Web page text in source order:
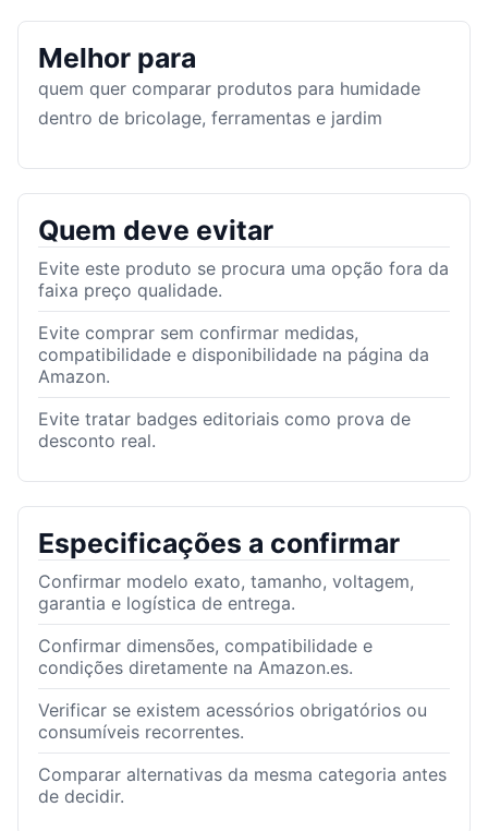
Melhor para
quem quer comparar produtos para humidade
dentro de bricolage, ferramentas e jardim
Quem deve evitar
Evite este produto se procura uma opção fora da
faixa preço qualidade.
Evite comprar sem confirmar medidas,
compatibilidade e disponibilidade na página da
Amazon.
Evite tratar badges editoriais como prova de
desconto real.
Especificações a confirmar
Confirmar modelo exato, tamanho, voltagem,
garantia e logística de entrega.
Confirmar dimensões, compatibilidade e
condições diretamente na Amazon.es.
Verificar se existem acessórios obrigatórios ou
consumíveis recorrentes.
Comparar alternativas da mesma categoria antes
de decidir.